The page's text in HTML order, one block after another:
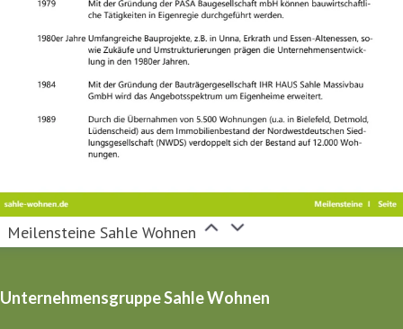
Meilensteine Sahle Wohnen
Unternehmensgruppe Sahle Wohnen